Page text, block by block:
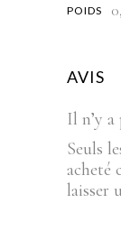
POIDS
AVIS
Il n’y a
Seuls
acheté
laisser